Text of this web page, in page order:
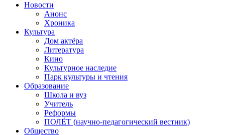
Новости
Анонс
Хроника
Культура
Дом актёра
Литература
Кино
Культурное наследие
Парк культуры и чтения
Образование
Школа и вуз
Учитель
Реформы
ПОЛЁТ (научно-педагогический вестник)
Общество